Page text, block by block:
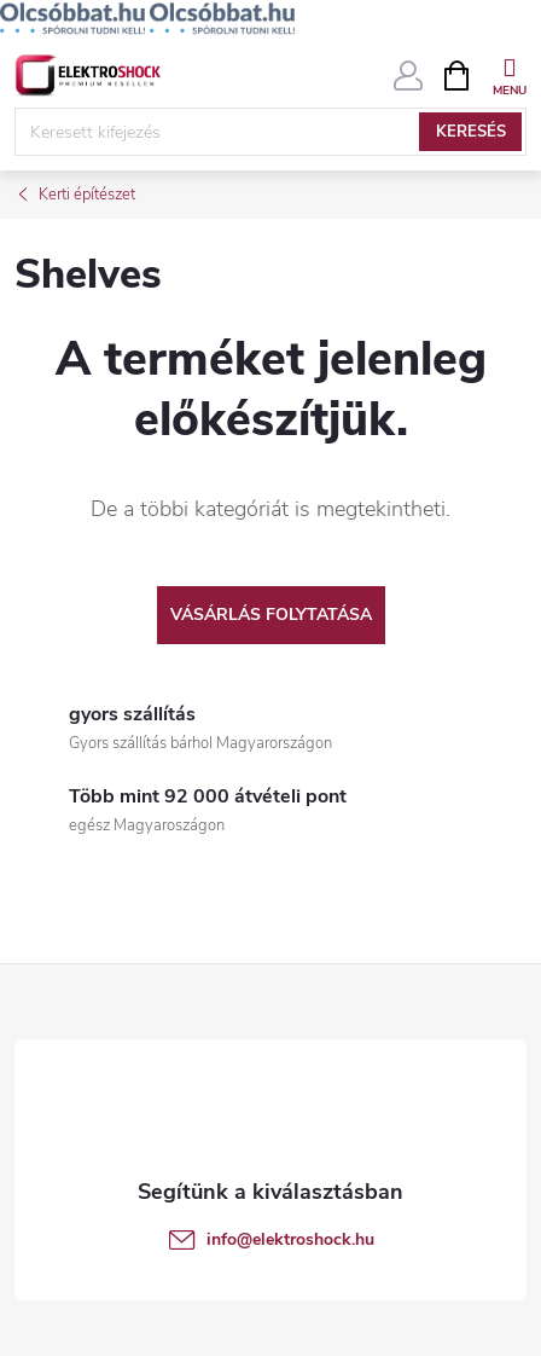
Ugrás
KERESÉS
KOSÁR
Kerti építészet
Shelves
A terméket jelenleg
előkészítjük.
De a többi kategóriát is megtekintheti.
VÁSÁRLÁS FOLYTATÁSA
gyors szállítás
Gyors szállítás bárhol Magyarországon
Több mint 92 000 átvételi pont
egész Magyaroszágon
info@elektroshock.hu